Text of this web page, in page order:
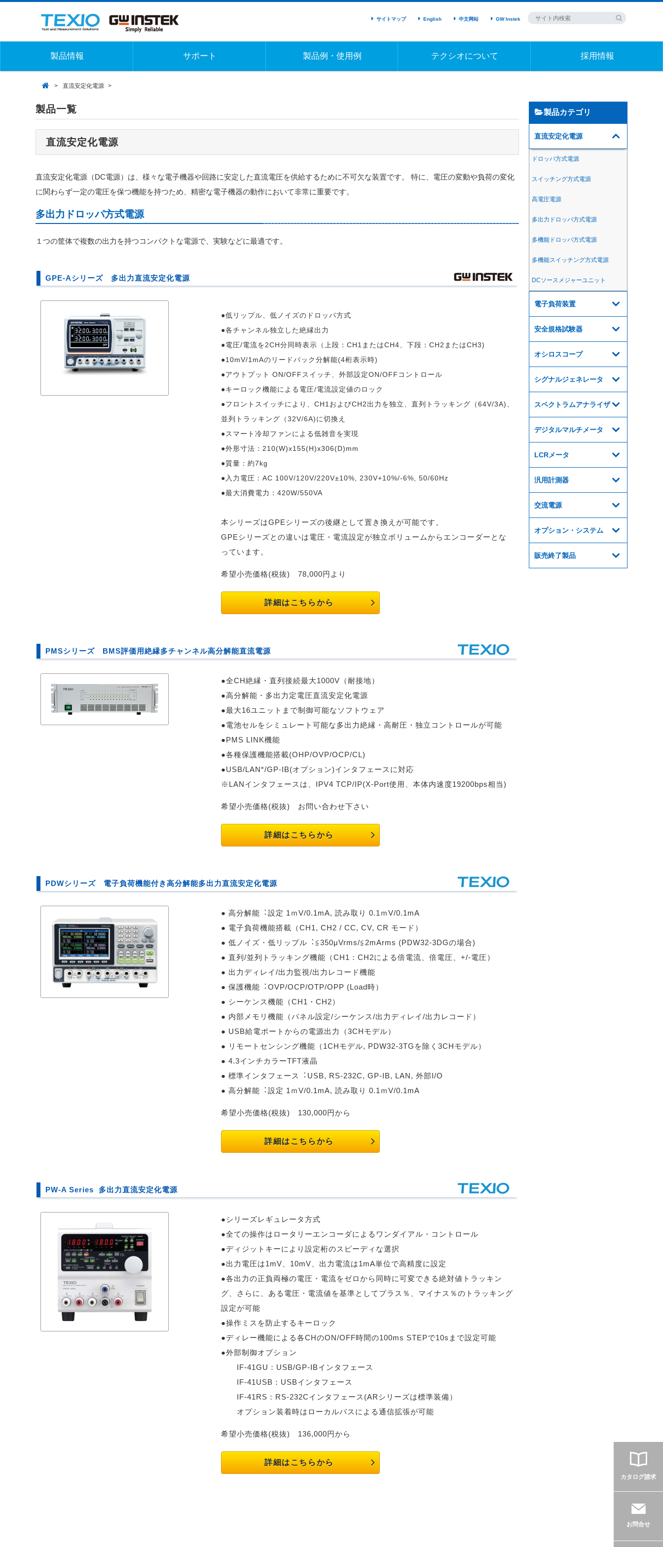
サイトマップ English 中文网站 GW Instek
製品情報 サポート 製品例・使用例 テクシオについて 採用情報
直流安定化電源
製品一覧
直流安定化電源
直流安定化電源（DC電源）は、様々な電子機器や回路に安定した直流電圧を供給するために不可欠な装置です。 特に、電圧の変動や負荷の変化
に関わらず一定の電圧を保つ機能を持つため、精密な電子機器の動作において非常に重要です。
多出力ドロッパ方式電源
１つの筐体で複数の出力を持つコンパクトな電源で、実験などに最適です。
GPE-Aシリーズ 多出力直流安定化電源
●低リップル、低ノイズのドロッパ方式
●各チャンネル独立した絶縁出力
●電圧/電流を2CH分同時表示（上段：CH1またはCH4、下段：CH2またはCH3)
●10mV/1mAのリードバック分解能(4桁表示時)
●アウトプット ON/OFFスイッチ、外部設定ON/OFFコントロール
●キーロック機能による電圧/電流設定値のロック
●フロントスイッチにより、CH1およびCH2出力を独立、直列トラッキング（64V/3A)、
並列トラッキング（32V/6A)に切換え
●スマート冷却ファンによる低雑音を実現
●外形寸法：210(W)x155(H)x306(D)mm
●質量：約7kg
●入力電圧：AC 100V/120V/220V±10%, 230V+10%/-6%, 50/60Hz
●最大消費電力：420W/550VA
本シリーズはGPEシリーズの後継として置き換えが可能です。
GPEシリーズとの違いは電圧・電流設定が独立ボリュームからエンコーダーとな
っています。
希望小売価格(税抜) 78,000円より
詳細はこちらから
PMSシリーズ BMS評価用絶縁多チャンネル高分解能直流電源
●全CH絶縁・直列接続最大1000V（耐接地）
●高分解能・多出力定電圧直流安定化電源
●最大16ユニットまで制御可能なソフトウェア
●電池セルをシミュレート可能な多出力絶縁・高耐圧・独立コントロールが可能
●PMS LINK機能
●各種保護機能搭載(OHP/OVP/OCP/CL)
●USB/LAN*/GP-IB(オプション)インタフェースに対応
※LANインタフェースは、IPV4 TCP/IP(X-Port使用、本体内速度19200bps相当)
希望小売価格(税抜) お問い合わせ下さい
詳細はこちらから
PDWシリーズ 電⼦負荷機能付き⾼分解能多出⼒直流安定化電源
● ⾼分解能︓設定 1ｍV/0.1mA, 読み取り 0.1ｍV/0.1mA
● 電⼦負荷機能搭載（CH1, CH2 / CC, CV, CR モード）
● 低ノイズ・低リップル︓≦350μVrms/≦2mArms (PDW32-3DGの場合)
● 直列/並列トラッキング機能（CH1：CH2による倍電流、倍電圧、+/-電圧）
● 出⼒ディレイ/出⼒監視/出⼒レコード機能
● 保護機能︓OVP/OCP/OTP/OPP (Load時）
● シーケンス機能（CH1・CH2）
● 内部メモリ機能（パネル設定/シーケンス/出⼒ディレイ/出⼒レコード）
● USB給電ポートからの電源出⼒（3CHモデル）
● リモートセンシング機能（1CHモデル, PDW32-3TGを除く3CHモデル）
● 4.3インチカラーTFT液晶
● 標準インタフェース︓USB, RS-232C, GP-IB, LAN, 外部I/O
● ⾼分解能︓設定 1ｍV/0.1mA, 読み取り 0.1ｍV/0.1mA
希望小売価格(税抜) 130,000円から
詳細はこちらから
PW-A Series 多出力直流安定化電源
●シリーズレギュレータ方式
●全ての操作はロータリーエンコーダによるワンダイアル・コントロール
●ディジットキーにより設定桁のスピーディな選択
●出力電圧は1mV、10mV、出力電流は1mA単位で高精度に設定
●各出力の正負両極の電圧・電流をゼロから同時に可変できる絶対値トラッキン
グ、さらに、ある電圧・電流値を基準としてプラス％、マイナス％のトラッキング
設定が可能
●操作ミスを防止するキーロック
●ディレー機能による各CHのON/OFF時間の100ms STEPで10sまで設定可能
●外部制御オプション
IF-41GU：USB/GP-IBインタフェース
IF-41USB：USBインタフェース
IF-41RS：RS-232Cインタフェース(ARシリーズは標準装備）
オプション装着時はローカルバスによる通信拡張が可能
希望小売価格(税抜) 136,000円から
詳細はこちらから
製品カテゴリ
直流安定化電源
ドロッパ方式電源
スイッチング方式電源
高電圧電源
多出力ドロッパ方式電源
多機能ドロッパ方式電源
多機能スイッチング方式電源
DCソースメジャーユニット
電子負荷装置
安全規格試験器
オシロスコープ
シグナルジェネレータ
スペクトラムアナライザ
デジタルマルチメータ
LCRメータ
汎用計測器
交流電源
オプション・システム
販売終了製品
カタログ請求
お問合せ